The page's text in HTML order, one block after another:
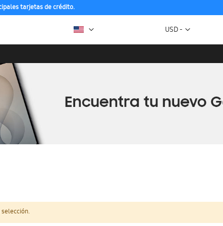
tarjetas de crédito.
Moneda
USD -